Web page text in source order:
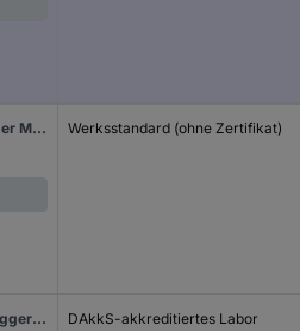
VOLTCRAFT DL-200 T DL-200T Temperatur-Datenlogger Messgröße Temperatur -30 bis +60 °C PDF Funktion Werksstandard (ohne Zertifikat)
VOLTCRAFT DL-200 TD1 DL-200T Temperatur-Datenlogger kalibriert (DAkkS-akkreditiertes Labor) Messgröße Temperatur -30 bis +60 °C PDF Funktion DAkkS-akkreditiertes Labor